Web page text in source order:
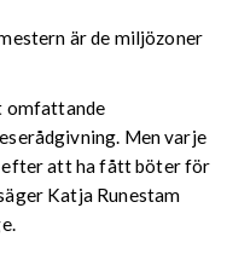
är de miljözoner
omfattande
Men varje
efter att ha fått böter för
Katja Runestam